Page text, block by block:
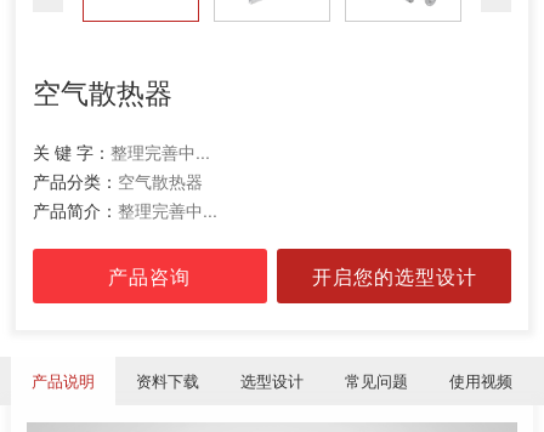
空气散热器
关 键 字： 整理完善中...
产品分类： 空气散热器
产品简介： 整理完善中...
产品咨询 开启您的选型设计
产品说明 资料下载 选型设计 常见问题 使用视频